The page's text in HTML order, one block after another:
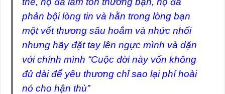
phản bội lòng tin và hằn trong lòng bạn
một vết thương sâu hoắm và nhức nhối
nhưng hãy đặt tay lên ngực mình và dặn
với chính mình “Cuộc đời này vốn không
đủ dài để yêu thương chỉ sao lại phí hoài
nó cho hận thù”